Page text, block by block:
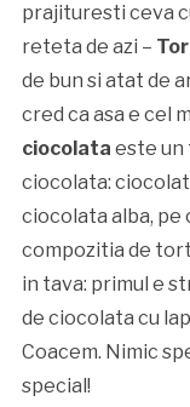
prajituresti ceva
reteta de azi –
de bun si atat de
cred ca asa e cel
ciocolata este un
ciocolata:
ciocolata alba, pe
compozitia de
in tava: primul e
de ciocolata cu
Coacem. Nimic
special!